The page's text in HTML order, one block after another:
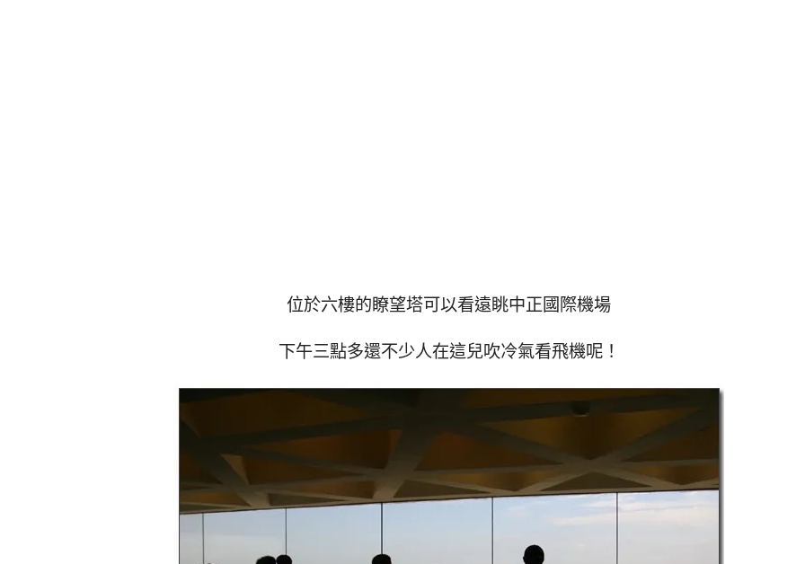
位於六樓的瞭望塔可以看遠眺中正國際機場
下午三點多還不少人在這兒吹冷氣看飛機呢！